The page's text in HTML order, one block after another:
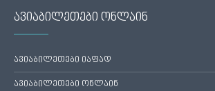
ავიაბილეთები ონლაინ
ავიაბილეთები იაფად
ავიაბილეთები ონლაინ